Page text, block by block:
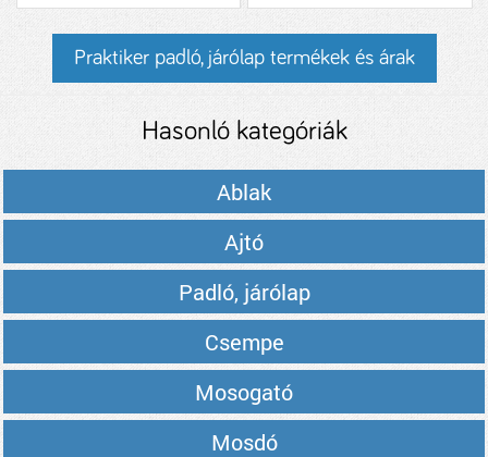
Praktiker padló, járólap termékek és árak
Hasonló kategóriák
Ablak
Ajtó
Padló, járólap
Csempe
Mosogató
Mosdó